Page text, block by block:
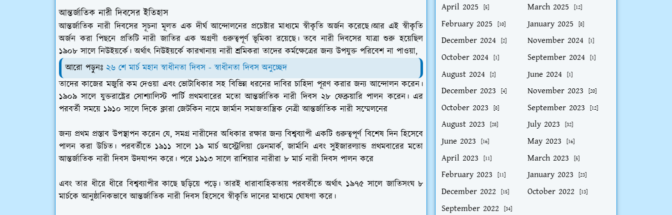
আন্তর্জাতিক নারী দিবসের ইতিহাস
আন্তর্জাতিক নারী দিবসের সূচনা মূলত এক দীর্ঘ আন্দোলনের প্রচেষ্টার মাধ্যমে স্বীকৃতি অর্জন করেছে।আর এই স্বীকৃতি
অর্জন করা পিছনে প্রতিটি নারী জাতির এক অগ্রণী গুরুত্বপূর্ণ ভূমিকা রয়েছে। তবে নারী দিবসের যাত্রা শুরু হয়েছিল
১৯০৮ সালে নিউইয়র্কে। অর্থাৎ নিউইয়র্কে কারখানায় নারী শ্রমিকরা তাদের কর্মক্ষেত্রের জন্য উপযুক্ত পরিবেশ না পাওয়া,
আরো পড়ুনঃ ২৬ শে মার্চ মহান স্বাধীনতা দিবস - স্বাধীনতা দিবস অনুচ্ছেদ
তাদের কাজের মজুরি কম দেওয়া এবং ভোটাধিকার সহ বিভিন্ন ধরনের দাবির চাহিদা পূরণ করার জন্য আন্দোলন করেন।
১৯০৯ সালে যুক্তরাষ্ট্রের সোশ্যালিস্ট পার্টি প্রথমবারের মতো আন্তর্জাতিক নারী দিবস ২৮ ফেব্রুয়ারি পালন করেন। এর
পরবর্তী সময়ে ১৯১০ সালে দিকে ক্লারা জেটকিন নামে জার্মান সমাজতান্ত্রিক নেত্রী আন্তর্জাতিক নারী সম্মেলনের
জন্য প্রথম প্রস্তাব উপস্থাপন করেন যে, সমগ্র নারীদের অধিকার রক্ষার জন্য বিশ্বব্যাপী একটি গুরুত্বপূর্ণ বিশেষ দিন হিসেবে
পালন করা উচিত। পরবর্তীতে ১৯১১ সালে ১৯ মার্চ অস্ট্রেলিয়া ডেনমার্ক, জার্মানি এবং সুইজারল্যান্ড প্রথমবারের মতো
আন্তর্জাতিক নারী দিবস উদযাপন করে। পরে ১৯১৩ সালে রাশিয়ার নারীরা ৮ মার্চ নারী দিবস পালন করে
এবং তার ধীরে ধীরে বিশ্বব্যাপীর কাছে ছড়িয়ে পড়ে। তারই ধারাবাহিকতায় পরবর্তীতে অর্থাৎ ১৯৭৫ সালে জাতিসংঘ ৮
মার্চকে আনুষ্ঠানিকভাবে আন্তর্জাতিক নারী দিবস হিসেবে স্বীকৃতি দানের মাধ্যমে ঘোষণা করে।
April 2025 [5] March 2025 [12]
February 2025 [10] January 2025 [8]
December 2024 [2] November 2024 [1]
October 2024 [1] September 2024 [1]
August 2024 [2] June 2024 [1]
December 2023 [4] November 2023 [20]
October 2023 [8] September 2023 [12]
August 2023 [28] July 2023 [32]
June 2023 [16] May 2023 [16]
April 2023 [11] March 2023 [5]
February 2023 [11] January 2023 [23]
December 2022 [15] October 2022 [13]
September 2022 [34]